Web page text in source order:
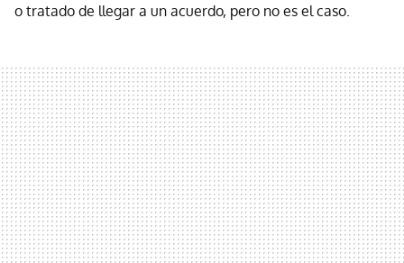
o tratado de llegar a un acuerdo, pero no es el caso.